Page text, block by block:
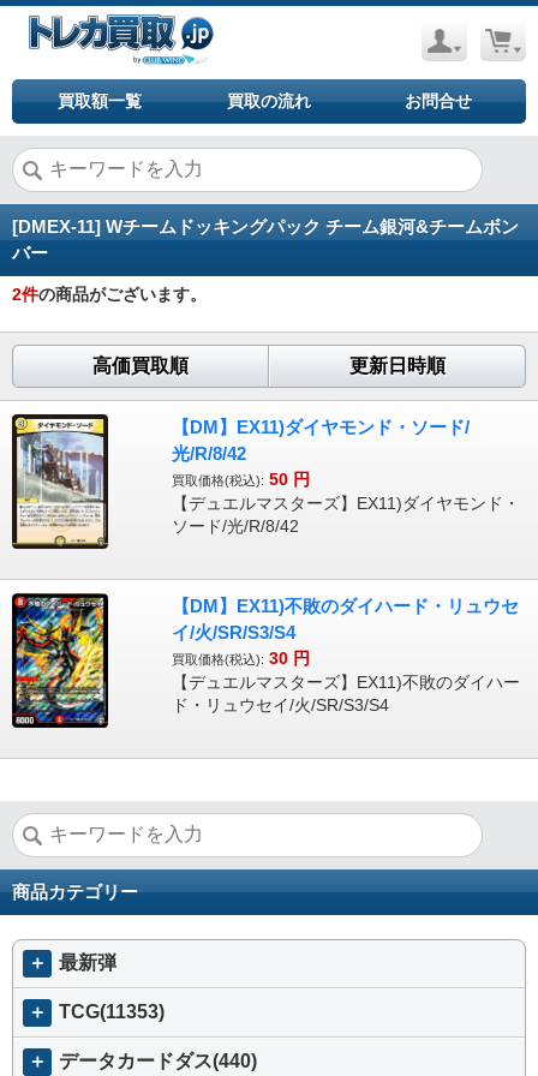
買取額一覧 買取の流れ お問合せ
[DMEX-11] Wチームドッキングパック チーム銀河&チームボン
バー
2件の商品がございます。
高価買取順 更新日時順
【DM】EX11)ダイヤモンド・ソード/
光/R/8/42
買取価格(税込): 50 円
【デュエルマスターズ】EX11)ダイヤモンド・
ソード/光/R/8/42
【DM】EX11)不敗のダイハード・リュウセ
イ/火/SR/S3/S4
買取価格(税込): 30 円
【デュエルマスターズ】EX11)不敗のダイハー
ド・リュウセイ/火/SR/S3/S4
商品カテゴリー
＋ 最新弾
＋ TCG(11353)
＋ データカードダス(440)